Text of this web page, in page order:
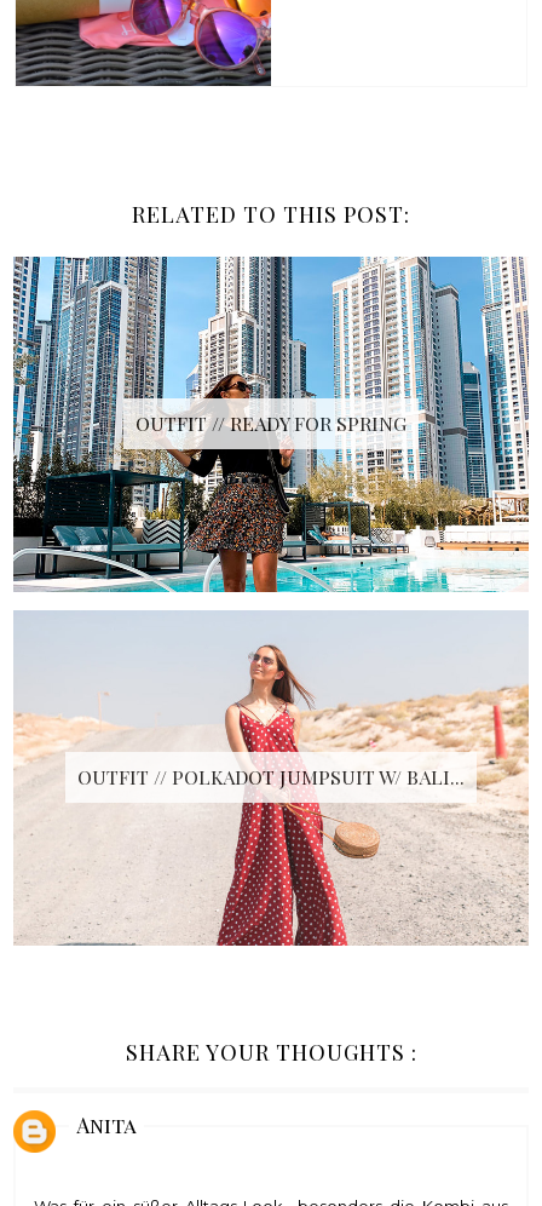
RELATED TO THIS POST:
OUTFIT // READY FOR SPRING
OUTFIT // POLKADOT JUMPSUIT W/ BALI...
SHARE YOUR THOUGHTS :
Anita